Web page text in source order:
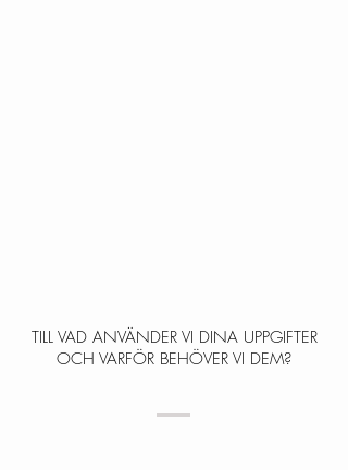
TILL VAD ANVÄNDER VI DINA UPPGIFTER
OCH VARFÖR BEHÖVER VI DEM?